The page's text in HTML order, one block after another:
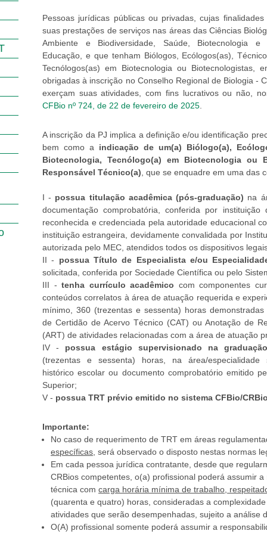
Pessoas jurídicas públicas ou privadas, cujas
suas prestações de serviços nas áreas das Ciências
Ambiente e Biodiversidade, Saúde, Biotecnologia
Educação, e que tenham Biólogos, Ecólogos(as),
Tecnólogos(as) em Biotecnologia ou Biotecnologistas,
obrigadas à inscrição no Conselho Regional de Biologia -
exerçam suas atividades, com fins lucrativos ou não,
CFBio nº 724, de 22 de fevereiro de 2025
A inscrição da PJ implica a definição e/ou identificação
bem como a indicação de um(a) Biólogo(a),
Biotecnologia, Tecnólogo(a) em Biotecnologia ou
Responsável Técnico(a) , que se enquadre em uma das
I - possua titulação acadêmica (pós-graduação) na
documentação comprobatória, conferida por instituição
reconhecida e credenciada pela autoridade educacional
instituição estrangeira, devidamente convalidada por
autorizada pelo MEC, atendidos todos os dispositivos
II - possua Título de Especialista e/ou
solicitada, conferida por Sociedade Científica ou pelo
III -tenha currículo acadêmico com componentes
conteúdos correlatos à área de atuação requerida e
mínimo, 360 (trezentas e sessenta) horas
de Certidão de Acervo Técnico (CAT) ou Anotação de
(ART) de atividades relacionadas com a área de atuação
IV - possua estágio supervisionado na
(trezentas e sessenta) horas, na área/especialidade
histórico escolar ou documento comprobatório emitido
Superior;
V - possua TRT prévio emitido no sistema CFBio/
Importante:
No caso de requerimento de TRT em áreas
específicas , será observado o disposto nestas normas
Em cada pessoa jurídica contratante, desde que
CRBios competentes, o(a) profissional poderá assumir
técnica com carga horária mínima de trabalho,
(quarenta e quatro) horas, consideradas a
atividades que serão desempenhadas, sujeito a análise
O(A) profissional somente poderá assumir a